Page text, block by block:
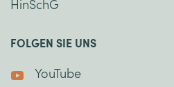
HinSchG
FOLGEN SIE UNS
YouTube